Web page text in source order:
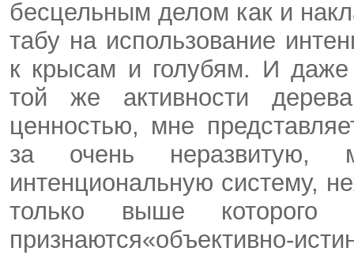
бесцельным делом как и
табу на использование
к крысам и голубям. И даже
той же активности
ценностью, мне
за очень неразвитую,
интенциональную систему,
только выше которого
признаются«объективно-